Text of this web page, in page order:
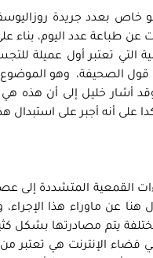
خاص بعدد جريدة
عن طباعة عدد اليوم، بناء
التي تعتبر أول عميلة
قول الصحيفة، وهو
وقد أشار خليل إلى أن هذه
على أنه أجبر على
القمعية المتشددة إلى
هنا عن ماوراء هذا
يتم مصادرتها بشكل
فضاء الإنترنت هي تعتبر